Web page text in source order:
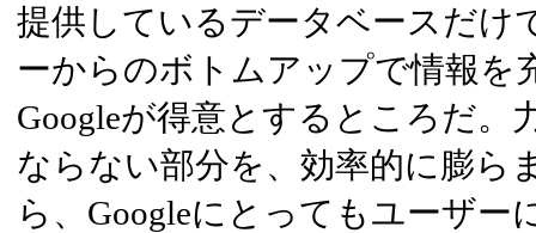
提供しているデータベースだけ
ーからのボトムアップで情報を
Googleが得意とするところだ。
ならない部分を、効率的に膨ら
ら、Googleにとってもユーザー